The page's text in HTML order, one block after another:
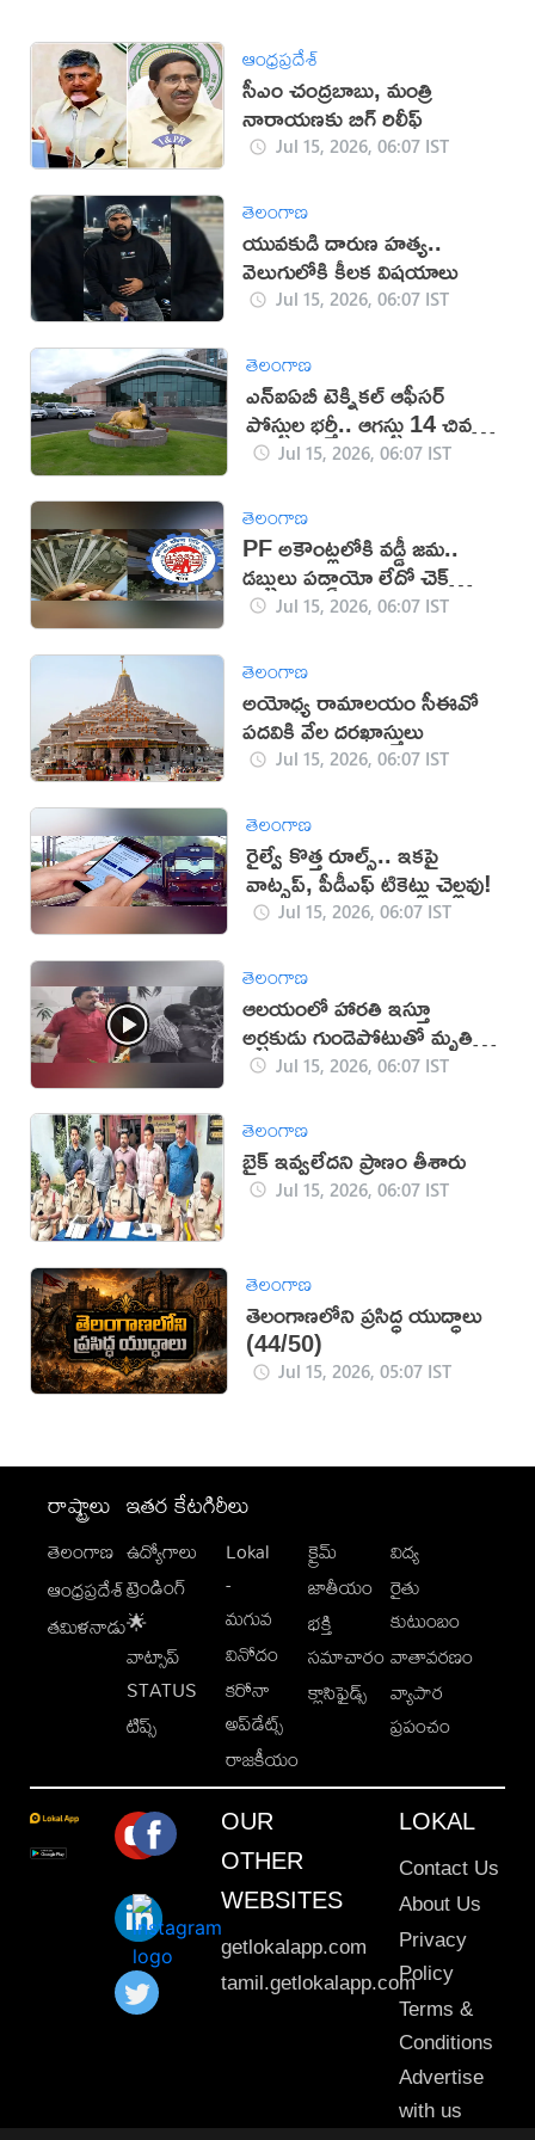
ఆంధ్రప్రదేశ్
సీఎం చంద్రబాబు, మంత్రి
నారాయణకు బిగ్ రిలీఫ్
Jul 15, 2026, 06:07 IST
తెలంగాణ
యువకుడి దారుణ హత్య..
వెలుగులోకి కీలక విషయాలు
Jul 15, 2026, 06:07 IST
తెలంగాణ
ఎన్ఐఏబీ టెక్నికల్ ఆఫీసర్
పోస్టుల భర్తీ.. ఆగస్టు 14 చివరి
తేదీ Jul 15, 2026, 06:07 IST
తెలంగాణ
PF అకౌంట్లలోకి వడ్డీ జమ..
డబ్బులు పడ్డాయో లేదో చెక్
చేసుకోండి ఇలా!
Jul 15, 2026, 06:07 IST
తెలంగాణ
అయోధ్య రామాలయం సీఈవో
పదవికి వేల దరఖాస్తులు
Jul 15, 2026, 06:07 IST
తెలంగాణ
రైల్వే కొత్త రూల్స్.. ఇకపై
వాట్సప్, పీడీఎఫ్ టికెట్లు చెల్లవు!
Jul 15, 2026, 06:07 IST
తెలంగాణ
ఆలయంలో హారతి ఇస్తూ
అర్చకుడు గుండెపోటుతో మృతి
(వీడియో)
Jul 15, 2026, 06:07 IST
తెలంగాణ
బైక్ ఇవ్వలేదని ప్రాణం తీశారు
Jul 15, 2026, 06:07 IST
తెలంగాణ
తెలంగాణలోని ప్రసిద్ధ యుద్ధాలు
(44/50)
Jul 15, 2026, 05:07 IST
రాష్ట్రాలు
తెలంగాణ
ఆంధ్రప్రదేశ్
తమిళనాడు
ఇతర కేటగిరీలు
ఉద్యోగాలు
ట్రెండింగ్
🌟
వాట్సాప్
STATUS
టిప్స్
Lokal
-
మగువ
వినోదం
కరోనా
అప్‌డేట్స్
రాజకీయం
క్రైమ్
జాతీయం
భక్తి
సమాచారం
క్లాసిఫైడ్స్
విద్య
రైతు
కుటుంబం
వాతావరణం
వ్యాపార
ప్రపంచం
OUR
OTHER
WEBSITES
getlokalapp.com
tamil.getlokalapp.com
LOKAL
Contact Us
About Us
Privacy
Policy
Terms &
Conditions
Advertise
with us